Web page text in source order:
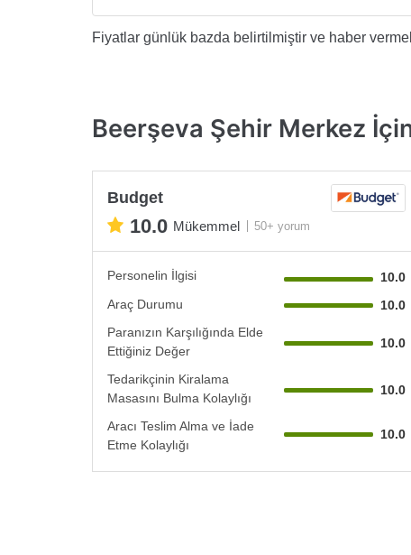
Fiyatlar günlük bazda belirtilmiştir ve haber
Beerşeva Şehir Merkez
Budget
10.0 Mükemmel 50+ yorum
Personelin İlgisi
10.0
Araç Durumu
10.0
Paranızın Karşılığında Elde
Ettiğiniz Değer
10.0
Tedarikçinin Kiralama
Masasını Bulma Kolaylığı
10.0
Aracı Teslim Alma ve İade
Etme Kolaylığı
10.0